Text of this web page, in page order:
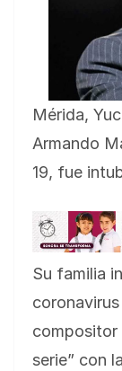
Mérida,
Armando
19, fue
Su familia
compositor
serie” con